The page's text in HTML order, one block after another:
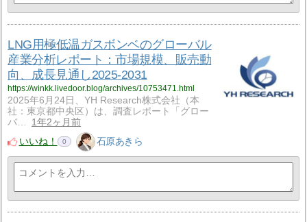
LNG用極低温ガスボンベのグローバル
産業分析レポート：市場規模、販売動
向、成長見通し2025-2031
https://winkk.livedoor.blog/archives/10753471.html
2025年6月24日、YH Research株式会社（本
社：東京都中央区）は、調査レポート「グロー
バ…
1年2ヶ月前
いいね！
0 石原あきら